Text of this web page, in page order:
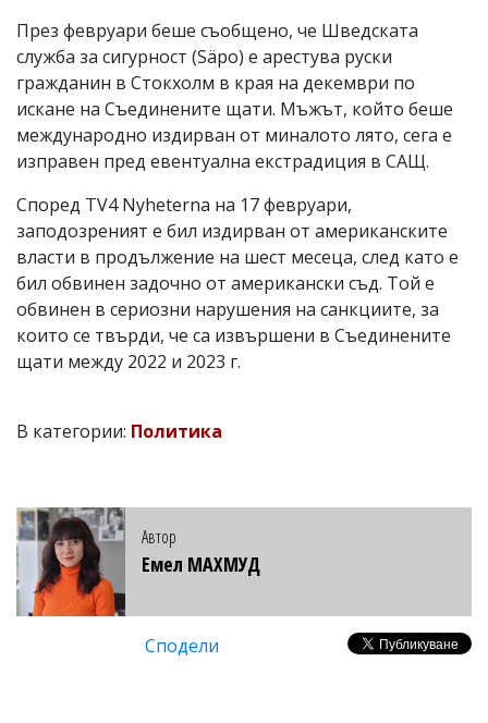
През февруари беше съобщено, че Шведската
служба за сигурност (Säpo) е арестува руски
гражданин в Стокхолм в края на декември по
искане на Съединените щати. Мъжът, който беше
международно издирван от миналото лято, сега е
изправен пред евентуална екстрадиция в САЩ.
Според TV4 Nyheterna на 17 февруари,
заподозреният е бил издирван от американските
власти в продължение на шест месеца, след като е
бил обвинен задочно от американски съд. Той е
обвинен в сериозни нарушения на санкциите, за
които се твърди, че са извършени в Съединените
щати между 2022 и 2023 г.
В категории: Политика
Автор
Емел МАХМУД
Сподели